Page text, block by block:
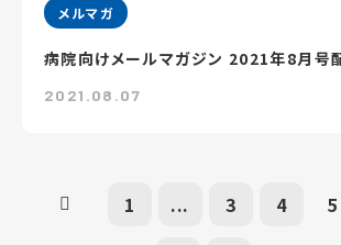
メルマガ
病院向けメールマガジン 2021年8月号
2021.08.07
1 ... 3 4 5